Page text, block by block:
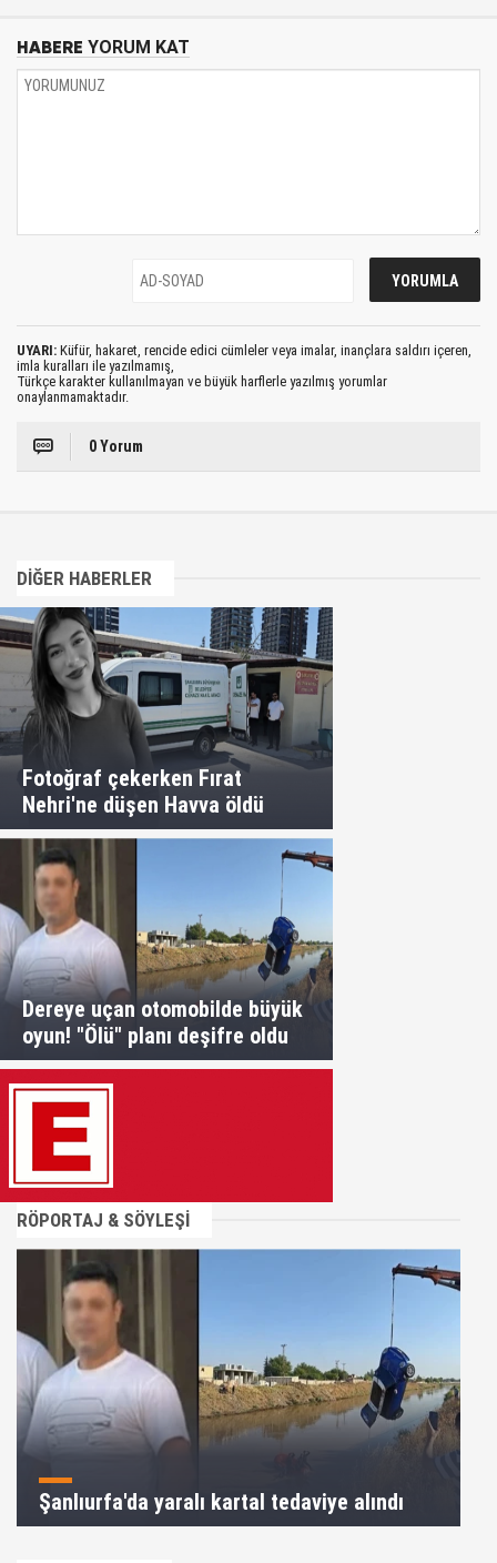
HABERE YORUM KAT
UYARI: Küfür, hakaret, rencide edici cümleler veya imalar, inançlara saldırı içeren,
imla kuralları ile yazılmamış,
Türkçe karakter kullanılmayan ve büyük harflerle yazılmış yorumlar
onaylanmamaktadır.
0 Yorum
DİĞER HABERLER
Fotoğraf çekerken Fırat
Nehri'ne düşen Havva öldü
Dereye uçan otomobilde büyük
oyun! "Ölü" planı deşifre oldu
RÖPORTAJ & SÖYLEŞİ
Şanlıurfa'da yaralı kartal tedaviye alındı